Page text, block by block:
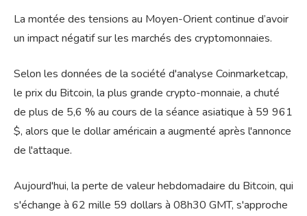
La montée des tensions au Moyen-Orient continue d’avoir
un impact négatif sur les marchés des cryptomonnaies.
Selon les données de la société d'analyse Coinmarketcap,
le prix du Bitcoin, la plus grande crypto-monnaie, a chuté
de plus de 5,6 % au cours de la séance asiatique à 59 961
$, alors que le dollar américain a augmenté après l'annonce
de l'attaque.
Aujourd'hui, la perte de valeur hebdomadaire du Bitcoin, qui
s'échange à 62 mille 59 dollars à 08h30 GMT, s'approche